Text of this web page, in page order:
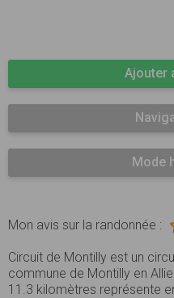
Ajouter
Mode
Mon avis sur la randonnée :
Circuit de Montilly est un
commune de Montilly en
11.3 kilomètres représente